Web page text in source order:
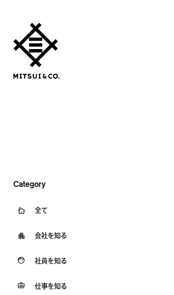
Category
全て
会社を知る
社員を知る
仕事を知る